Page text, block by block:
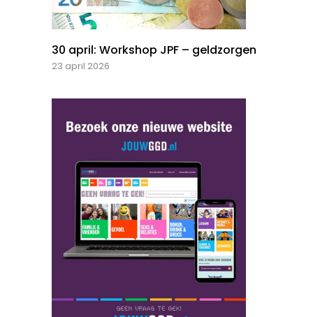
30 april: Workshop JPF – geldzorgen
23 april 2026